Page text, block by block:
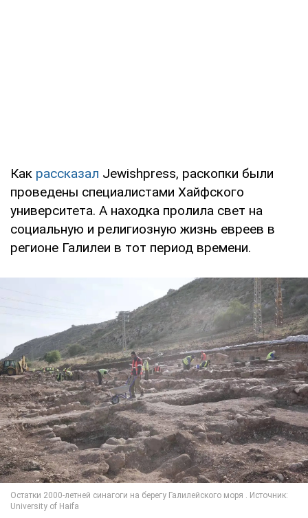
Как рассказал Jewishpress, раскопки были
проведены специалистами Хайфского
университета. А находка пролила свет на
социальную и религиозную жизнь евреев в
регионе Галилеи в тот период времени.